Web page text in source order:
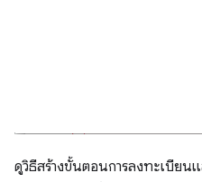
ดูวิธีสร้างขั้นตอนการลงทะเบียน